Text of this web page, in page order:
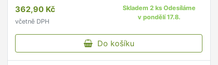
362,90 Kč
včetně DPH
Skladem 2 ks Odesíláme
v pondělí 17.8.
Do košíku